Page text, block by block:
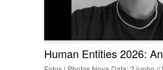
Human Entities 2026: